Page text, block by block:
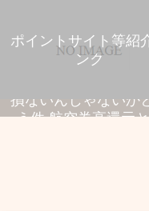
ポイントサイト等紹
ンク
飛行機乗る旅行好き
損ないんじゃないか
う件 航空券高還元